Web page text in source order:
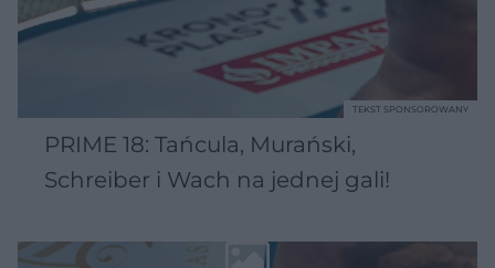
PRIME 18: Tańcula, Murański,
Schreiber i Wach na jednej gali!
TEKST SPONSOROWANY